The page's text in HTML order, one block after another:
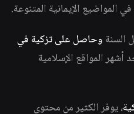
المواضيع الإيمانية المتنوعة.
السنة وحاصل على تزكية في
أشهر المواقع الإسلامية
، يوفر الكثير من محتوى